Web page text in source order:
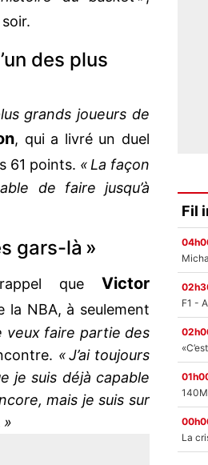
des plus
grands joueurs de
, qui a livré un duel
61 points. « La façon
de faire jusqu’à
gars-là »
que Victor
la NBA, à seulement
veux faire partie des
« J’ai toujours
je suis déjà capable
mais je suis sur
»
Fil